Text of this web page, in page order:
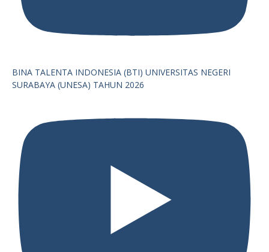
BINA TALENTA INDONESIA (BTI) UNIVERSITAS NEGERI
SURABAYA (UNESA) TAHUN 2026